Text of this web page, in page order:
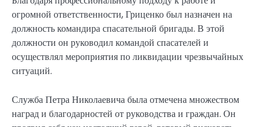
огромной ответственности, Гриценко был назначен на
должность командира спасательной бригады. В этой
должности он руководил командой спасателей и
осуществлял мероприятия по ликвидации чрезвычайных
ситуаций.
Служба Петра Николаевича была отмечена множеством
наград и благодарностей от руководства и граждан. Он